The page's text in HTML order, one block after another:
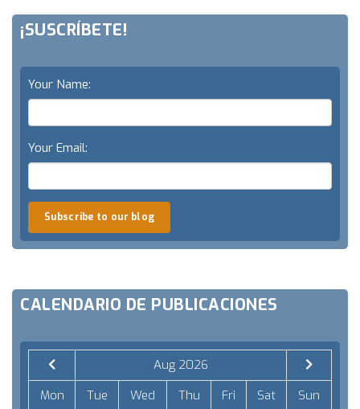
¡SUSCRÍBETE!
Your Name:
Your Email:
Subscribe to our blog
CALENDARIO DE PUBLICACIONES
Aug 2026
Mon
Tue Wed Thu Fri Sat
Sun